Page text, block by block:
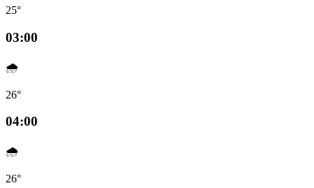
25°
03:00
🌧️
26°
04:00
🌧️
26°